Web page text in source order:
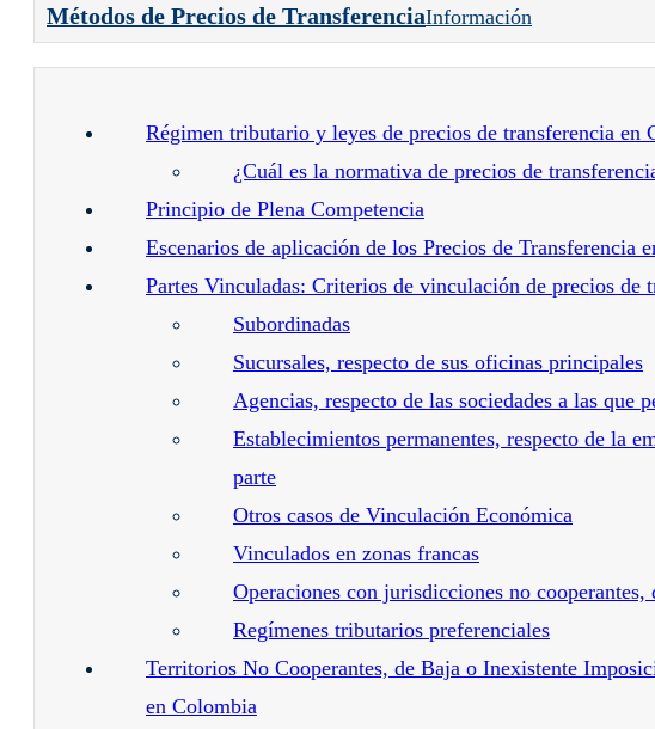
Métodos de Precios de TransferenciaInformación
Régimen tributario y leyes de precios de transferencia en
¿Cuál es la normativa de precios de
Principio de Plena Competencia
Escenarios de aplicación de los Precios de Transferencia
Partes Vinculadas: Criterios de vinculación de precios de
Subordinadas
Sucursales, respecto de sus oficinas principales
Agencias, respecto de las sociedades a las que
Establecimientos permanentes, respecto de la
parte
Otros casos de Vinculación Económica
Vinculados en zonas francas
Operaciones con jurisdicciones no
Regímenes tributarios preferenciales
Territorios No Cooperantes, de Baja o Inexistente
en Colombia